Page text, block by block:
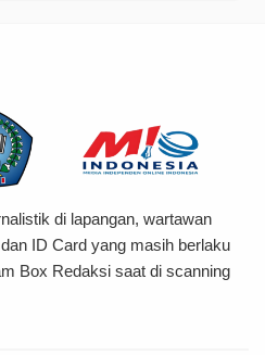
di lapangan, wartawan
ID Card yang masih berlaku
Box Redaksi saat di scanning